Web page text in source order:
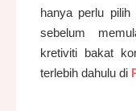
hanya perlu pilih
sebelum
kretiviti bakat
terlebih dahulu di